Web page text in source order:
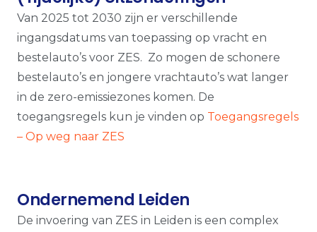
Van 2025 tot 2030 zijn er verschillende
ingangsdatums van toepassing op vracht en
bestelauto’s voor ZES. Zo mogen de schonere
bestelauto’s en jongere vrachtauto’s wat langer
in de zero-emissiezones komen. De
toegangsregels kun je vinden op Toegangsregels
– Op weg naar ZES
Ondernemend Leiden
De invoering van ZES in Leiden is een complex